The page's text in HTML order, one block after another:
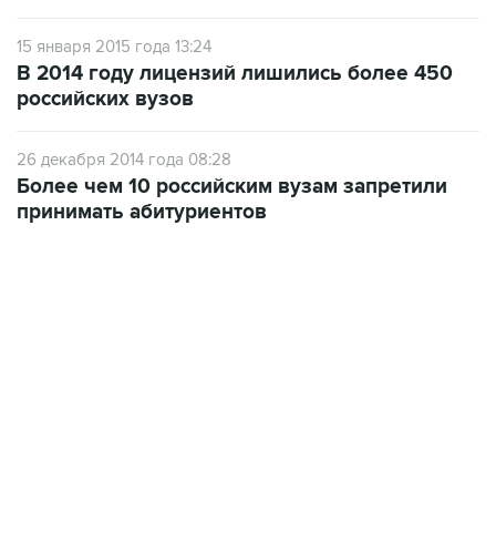
15 января 2015 года 13:24
В 2014 году лицензий лишились более 450
российских вузов
26 декабря 2014 года 08:28
Более чем 10 российским вузам запретили
принимать абитуриентов